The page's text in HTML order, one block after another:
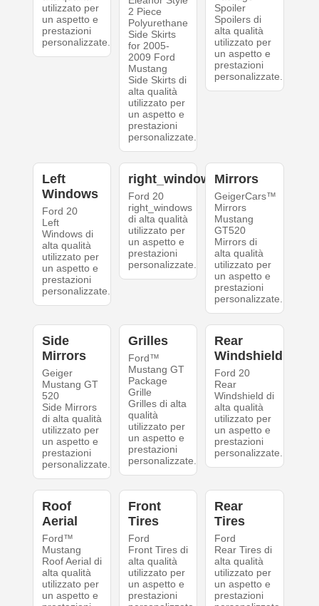
utilizzato per
un aspetto e
prestazioni
personalizzate.
2 Piece
Polyurethane
Side Skirts
for 2005-
2009 Ford
Mustang
Side Skirts di
alta qualità
utilizzato per
un aspetto e
prestazioni
personalizzate.
Spoiler
Spoilers di
alta qualità
utilizzato per
un aspetto e
prestazioni
personalizzate.
Left
Windows
Ford 20
Left
Windows di
alta qualità
utilizzato per
un aspetto e
prestazioni
personalizzate.
right_windows
Ford 20
right_windows
di alta qualità
utilizzato per
un aspetto e
prestazioni
personalizzate.
Mirrors
GeigerCars™
Mirrors
Mustang
GT520
Mirrors di
alta qualità
utilizzato per
un aspetto e
prestazioni
personalizzate.
Side
Mirrors
Geiger
Mustang GT
520
Side Mirrors
di alta qualità
utilizzato per
un aspetto e
prestazioni
personalizzate.
Grilles
Ford™
Mustang GT
Package
Grille
Grilles di alta
qualità
utilizzato per
un aspetto e
prestazioni
personalizzate.
Rear
Windshield
Ford 20
Rear
Windshield di
alta qualità
utilizzato per
un aspetto e
prestazioni
personalizzate.
Roof
Aerial
Ford™
Mustang
Roof Aerial di
alta qualità
utilizzato per
un aspetto e
Front
Tires
Ford
Front Tires di
alta qualità
utilizzato per
un aspetto e
prestazioni
Rear
Tires
Ford
Rear Tires di
alta qualità
utilizzato per
un aspetto e
prestazioni